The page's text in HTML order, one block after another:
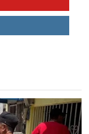
de agua
por
HORA
designa